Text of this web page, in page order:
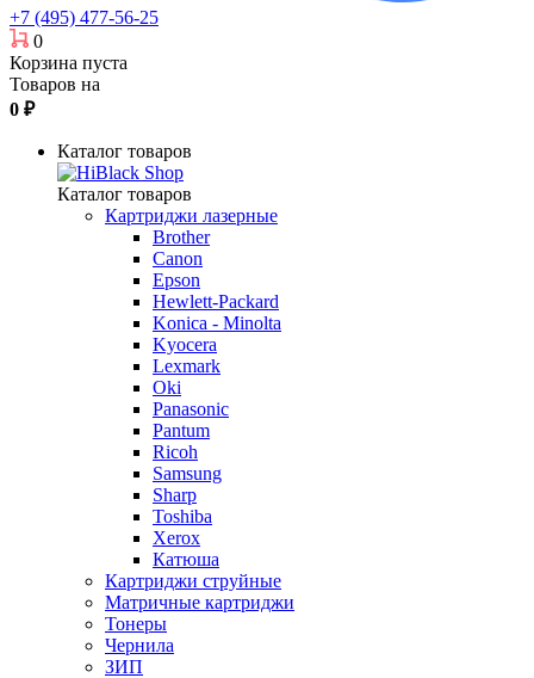
+7 (495) 477-56-25
0
Корзина пуста
Товаров на
0 ₽
Каталог товаров
Каталог товаров
Картриджи лазерные
Brother
Canon
Epson
Hewlett-Packard
Konica - Minolta
Kyocera
Lexmark
Oki
Panasonic
Pantum
Ricoh
Samsung
Sharp
Toshiba
Xerox
Катюша
Картриджи струйные
Матричные картриджи
Тонеры
Чернила
ЗИП